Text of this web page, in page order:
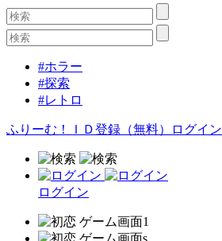
#ホラー
#探索
#レトロ
ふりーむ！ＩＤ登録（無料） ログイン
ログイン